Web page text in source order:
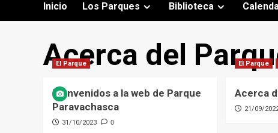
Inicio Los Parques Biblioteca
Acerca del
El Parque
Bienvenidos a la web de Parque
Paravachasca
31/10/2023 0
El Parque
Acerca
21/09/